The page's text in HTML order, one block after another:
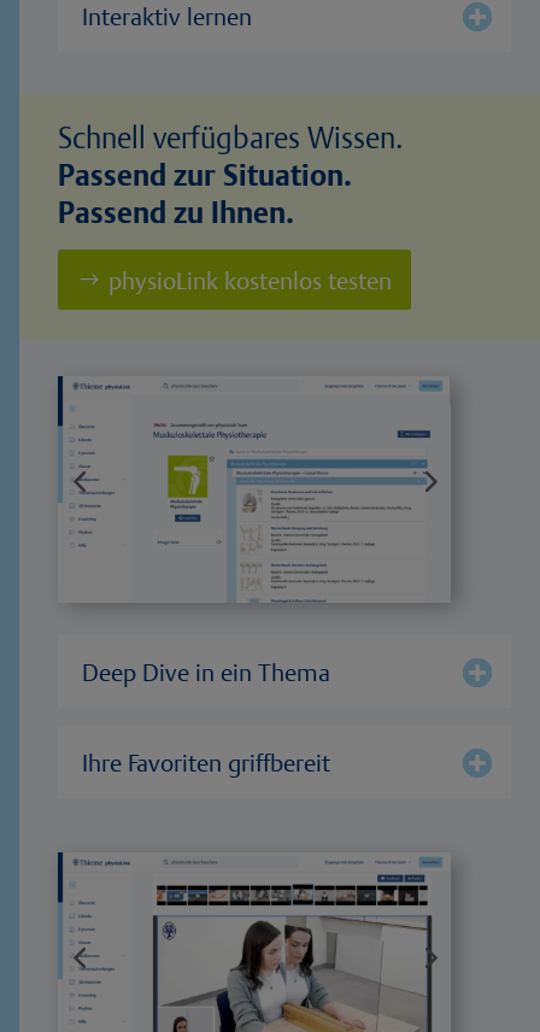
Interaktiv lernen
Schnell verfügbares Wissen.
Passend zur Situation.
Passend zu Ihnen.
physioLink kostenlos testen
Deep Dive in ein Thema
Ihre Favoriten griffbereit